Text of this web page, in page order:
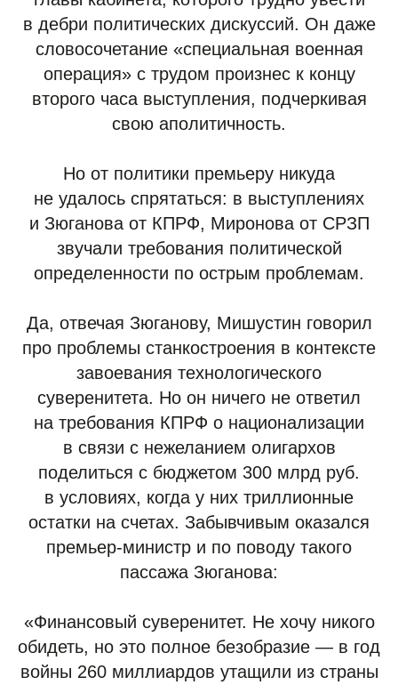
в дебри политических дискуссий. Он даже
словосочетание «специальная военная
операция» с трудом произнес к концу
второго часа выступления, подчеркивая
свою аполитичность.
Но от политики премьеру никуда
не удалось спрятаться: в выступлениях
и Зюганова от КПРФ, Миронова от СРЗП
звучали требования политической
определенности по острым проблемам.
Да, отвечая Зюганову, Мишустин говорил
про проблемы станкостроения в контексте
завоевания технологического
суверенитета. Но он ничего не ответил
на требования КПРФ о национализации
в связи с нежеланием олигархов
поделиться с бюджетом 300 млрд руб.
в условиях, когда у них триллионные
остатки на счетах. Забывчивым оказался
премьер-министр и по поводу такого
пассажа Зюганова:
«Финансовый суверенитет. Не хочу никого
обидеть, но это полное безобразие — в год
войны 260 миллиардов утащили из страны